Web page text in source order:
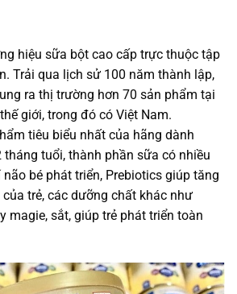
hiệu sữa bột cao cấp trực thuộc tập
Trải qua lịch sử 100 năm thành lập,
ra thị trường hơn 70 sản phẩm tại
giới, trong đó có Việt Nam.
tiêu biểu nhất của hãng dành
tháng tuổi, thành phần sữa có nhiều
não bé phát triển, Prebiotics giúp tăng
trẻ, các dưỡng chất khác như
magie, sắt, giúp trẻ phát triển toàn